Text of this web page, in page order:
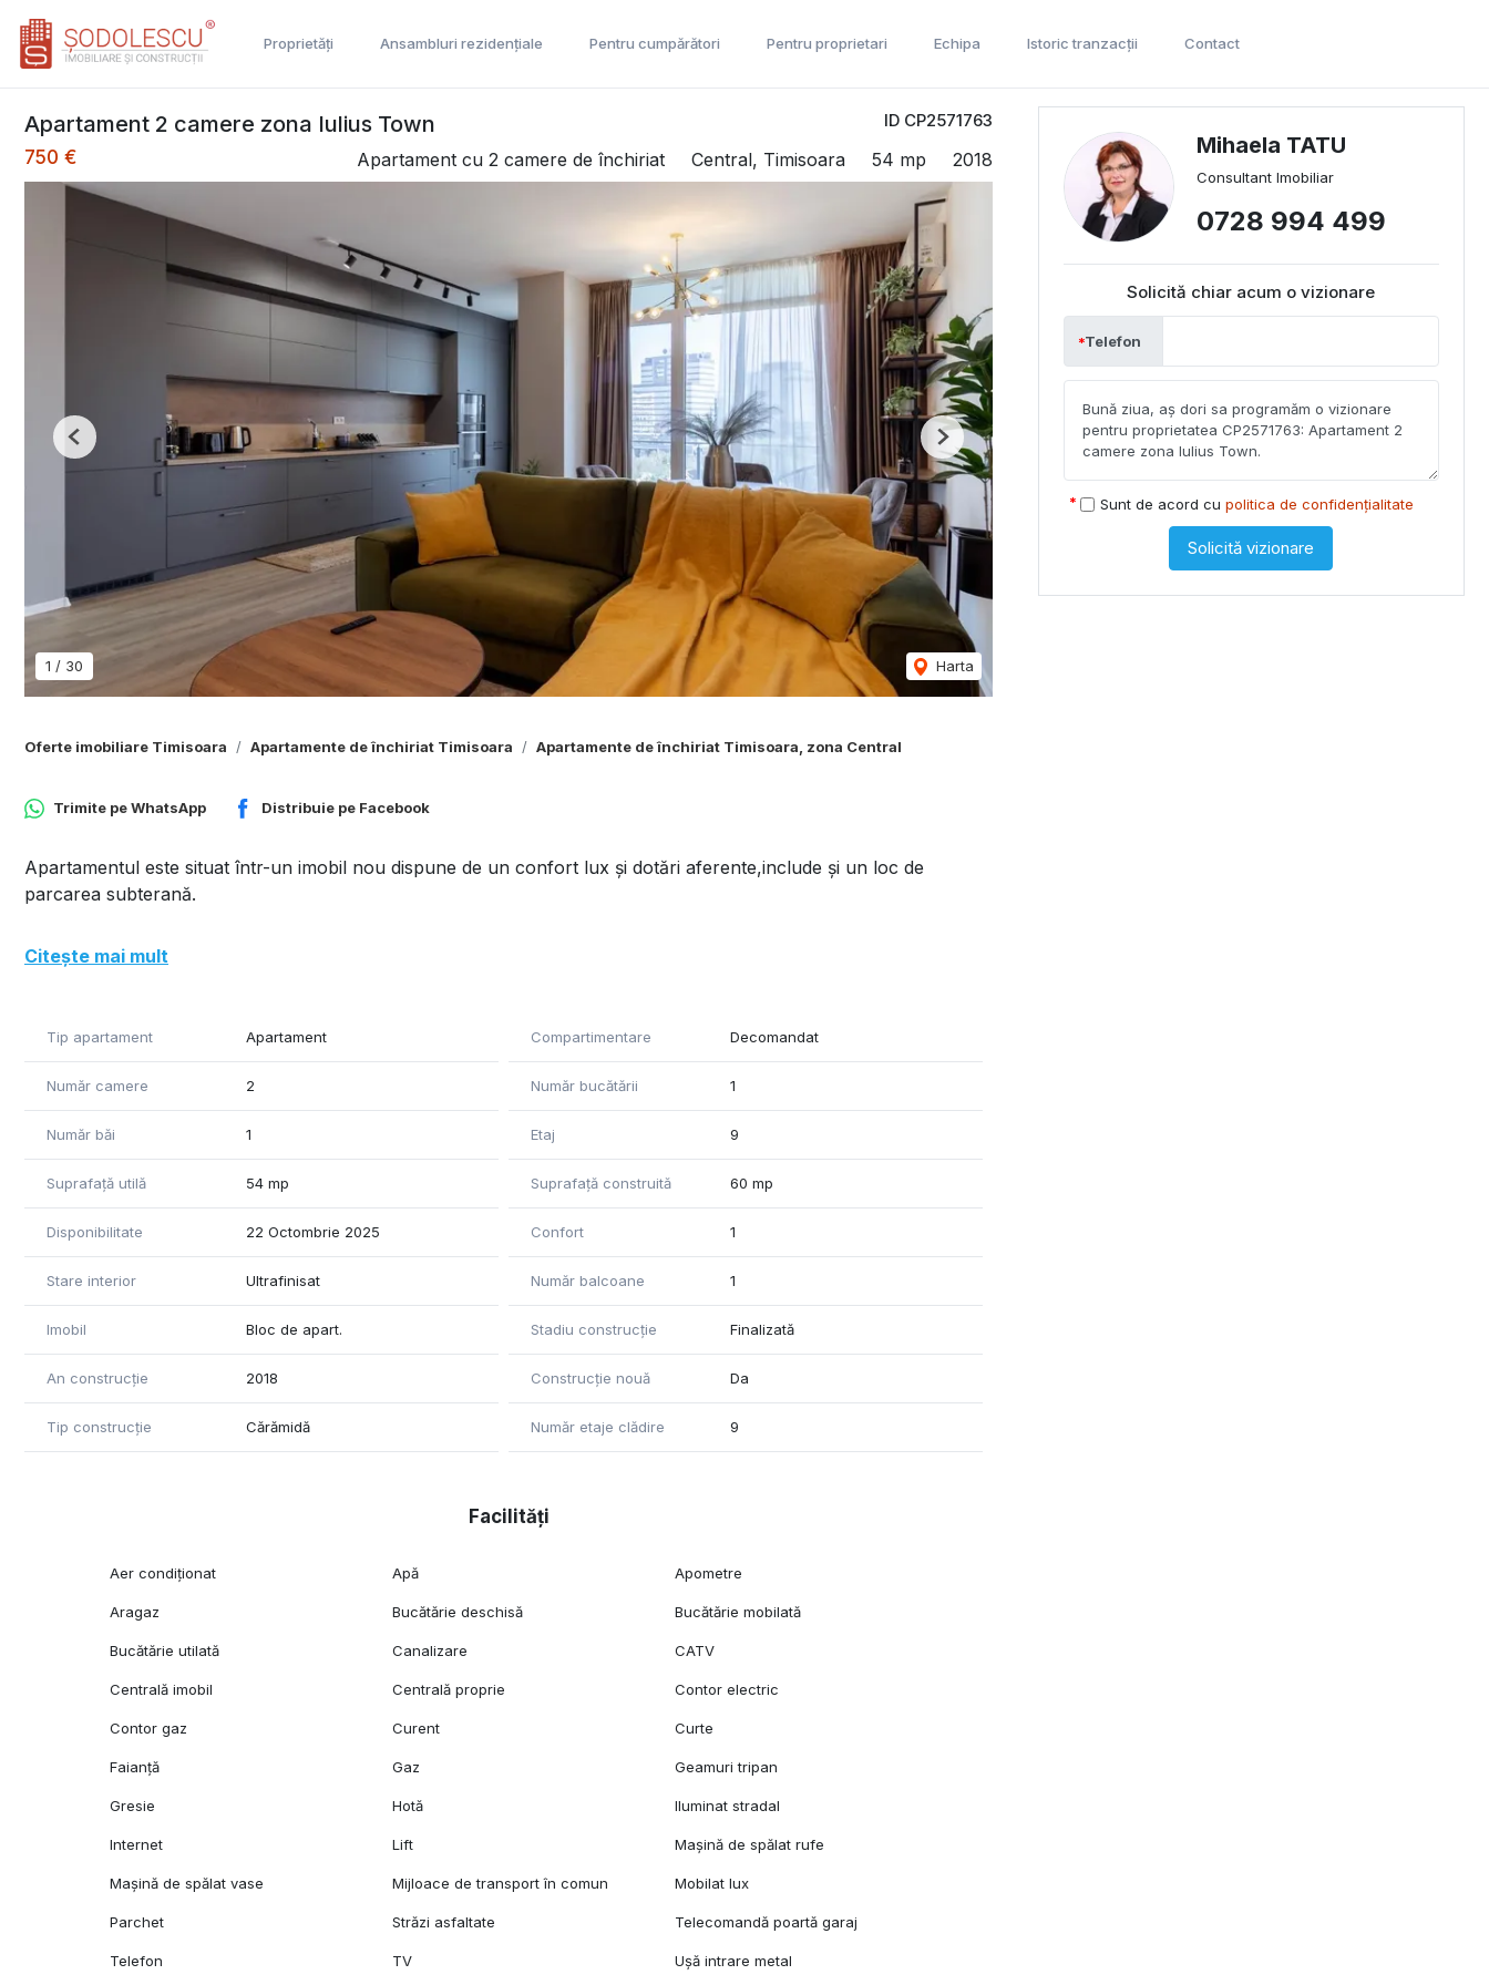
Proprietăți Ansambluri rezidențiale Pentru cumpărători Pentru proprietari Echipa Istoric tranzacții Contact
ID CP2571763
Apartament 2 camere zona Iulius Town
750 € Apartament cu 2 camere de închiriat Central, Timisoara 54 mp 2018
1 / 30 Harta
Previous Next
Oferte imobiliare Timisoara Apartamente de închiriat Timisoara Apartamente de închiriat Timisoara, zona Central
Trimite peWhatsApp Distribuie pe Facebook
Apartamentul este situat într-un imobil nou dispune de un confort lux și dotări aferente,include și un loc de
parcarea subterană.
Citește mai mult
Tip apartament Apartament Compartimentare Decomandat
Număr camere 2 Număr bucătării 1
Număr băi 1 Etaj 9
Suprafață utilă 54 mp Suprafață construită 60 mp
Disponibilitate 22 Octombrie 2025 Confort 1
Stare interior Ultrafinisat Număr balcoane 1
Imobil Bloc de apart. Stadiu construcție Finalizată
An construcție 2018 Construcție nouă Da
Tip construcție Cărămidă Număr etaje clădire 9
Facilități
Aer condiționat Apă Apometre
Aragaz Bucătărie deschisă Bucătărie mobilată
Bucătărie utilată Canalizare CATV
Centrală imobil Centrală proprie Contor electric
Contor gaz Curent Curte
Faianță Gaz Geamuri tripan
Gresie Hotă Iluminat stradal
Internet Lift Mașină de spălat rufe
Mașină de spălat vase Mijloace de transport în comun Mobilat lux
Parchet Străzi asfaltate Telecomandă poartă garaj
Telefon TV Ușă intrare metal
Mihaela TATU
Consultant Imobiliar
0728 994 499
Solicită chiar acum o vizionare
Telefon
Sunt de acord cu politica de confidențialitate
Solicită vizionare